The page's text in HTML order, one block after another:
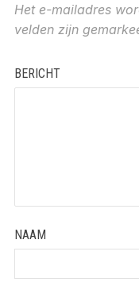
Het e-mailadres
velden zijn
BERICHT
NAAM